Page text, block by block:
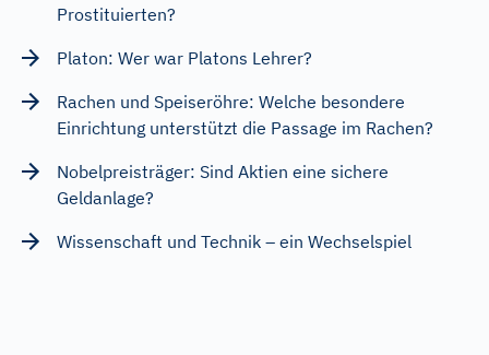
Prostituierten?
Platon: Wer war Platons Lehrer?
Rachen und Speiseröhre: Welche besondere
Einrichtung unterstützt die Passage im Rachen?
Nobelpreisträger: Sind Aktien eine sichere
Geldanlage?
Wissenschaft und Technik – ein Wechselspiel